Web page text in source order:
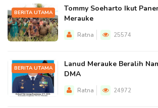
BERITA UTAMA
Tommy Soeharto Ikut
Merauke
Ratna 25574
BERITA UTAMA
Lanud Merauke Beralih
DMA
Ratna 24972